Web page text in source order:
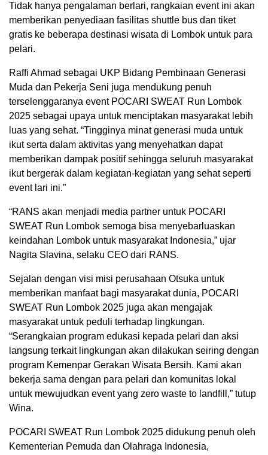
Tidak hanya pengalaman berlari, rangkaian event ini akan
memberikan penyediaan fasilitas shuttle bus dan tiket
gratis ke beberapa destinasi wisata di Lombok untuk para
pelari.
Raffi Ahmad sebagai UKP Bidang Pembinaan Generasi
Muda dan Pekerja Seni juga mendukung penuh
terselenggaranya event POCARI SWEAT Run Lombok
2025 sebagai upaya untuk menciptakan masyarakat lebih
luas yang sehat. “Tingginya minat generasi muda untuk
ikut serta dalam aktivitas yang menyehatkan dapat
memberikan dampak positif sehingga seluruh masyarakat
ikut bergerak dalam kegiatan-kegiatan yang sehat seperti
event lari ini.”
“RANS akan menjadi media partner untuk POCARI
SWEAT Run Lombok semoga bisa menyebarluaskan
keindahan Lombok untuk masyarakat Indonesia,” ujar
Nagita Slavina, selaku CEO dari RANS.
Sejalan dengan visi misi perusahaan Otsuka untuk
memberikan manfaat bagi masyarakat dunia, POCARI
SWEAT Run Lombok 2025 juga akan mengajak
masyarakat untuk peduli terhadap lingkungan.
“Serangkaian program edukasi kepada pelari dan aksi
langsung terkait lingkungan akan dilakukan seiring dengan
program Kemenpar Gerakan Wisata Bersih. Kami akan
bekerja sama dengan para pelari dan komunitas lokal
untuk mewujudkan event yang zero waste to landfill,” tutup
Wina.
POCARI SWEAT Run Lombok 2025 didukung penuh oleh
Kementerian Pemuda dan Olahraga Indonesia,